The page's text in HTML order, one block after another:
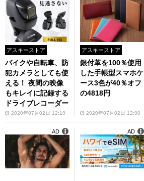
アスキーストア
バイクや自転車、防
犯カメラとしても使
える！ 夜間の映像
もキレイに記録する
ドライブレコーダー
2020年07月02日 12:10
アスキーストア
銀付革を100％使用
した手帳型スマホケ
ース3色が40％オフ
の4818円
2020年07月02日 12:00
AD AD